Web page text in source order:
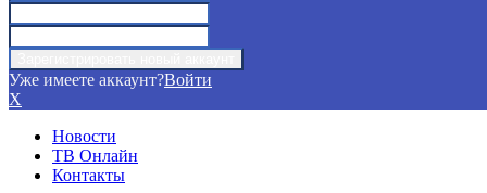
Уже имеете аккаунт?Войти
X
Новости
ТВ Онлайн
Контакты